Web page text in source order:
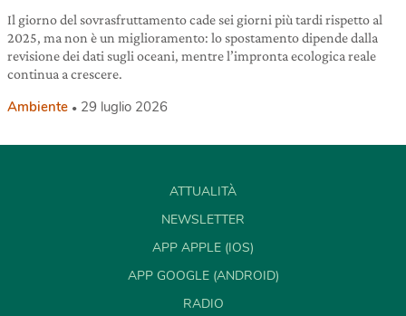
Il giorno del sovrasfruttamento cade sei giorni più tardi rispetto al
2025, ma non è un miglioramento: lo spostamento dipende dalla
revisione dei dati sugli oceani, mentre l’impronta ecologica reale
continua a crescere.
Ambiente 29 luglio 2026
ATTUALITÀ
NEWSLETTER
APP APPLE (IOS)
APP GOOGLE (ANDROID)
RADIO